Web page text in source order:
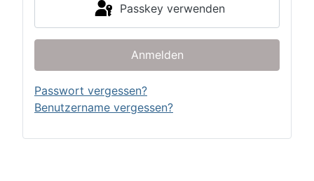
Passkey verwenden
Anmelden
Passwort vergessen?
Benutzername vergessen?